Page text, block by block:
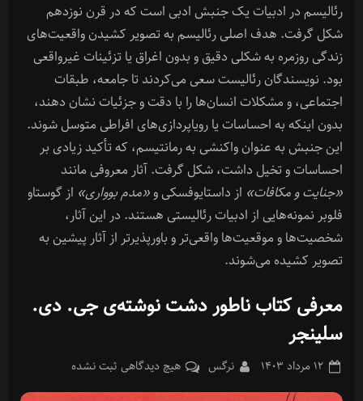
رئالیسم در ادبیات یک جنبش ادبی است که در قرن نوزدهم
شکل گرفت. هدف اصلی رئالیسم به تصویر کشیدن واقعیت‌های
زندگی روزمره به شکلی دقیق و بدون اغراق یا تزئینات غیرواقعی
بود. نویسندگان رئالیست سعی می‌کردند تا جامعه، طبقات
اجتماعی، و مشکلات انسان‌ها را با دقت و جزئیات نشان دهند،
بدون اینکه به احساسات یا رویاپردازی‌های افراطی متوسل شوند.
این جنبش به عنوان واکنشی به رمانتیسم، که تأکید زیادی بر
احساسات و تخیل داشت، شکل گرفت. آثار معروفی مانند
«جنایت و مکافات» از داستایوفسکی و«مدم بوواری» از گوستاو
فلوبر نمونه‌هایی از ادبیات رئالیستی هستند. در این آثار،
شخصیت‌ها و موقعیت‌ها واقعی‌تر و باورپذیرتر از آثار پیشین به
تصویر کشیده می‌شوند.
معرفی کتاب ناطور دشت نوشته‌ی جی. دی.
سلینجر
Posted
۱۲ مرداد ۱۴۰۳ By
نرگس هیچ دیدگاهی برای
ثبت نشده